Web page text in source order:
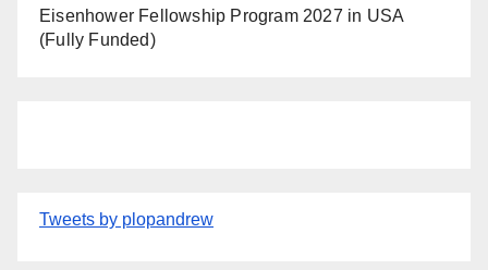
Eisenhower Fellowship Program 2027 in USA
(Fully Funded)
Tweets by plopandrew